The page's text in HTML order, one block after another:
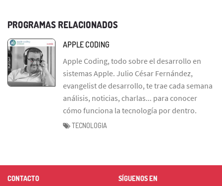
PROGRAMAS RELACIONADOS
APPLE CODING
Apple Coding, todo sobre el desarrollo en
sistemas Apple. Julio César Fernández,
evangelist de desarrollo, te trae cada semana
análisis, noticias, charlas... para conocer
cómo funciona la tecnología por dentro.
TECNOLOGIA
CONTACTO SÍGUENOS EN